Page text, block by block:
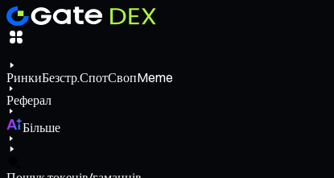
РинкиБезстр.СпотСвопMeme
Реферал
Більше